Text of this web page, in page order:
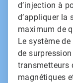
d’injection à
d’appliquer la
maximum de
Le système
de
transmetteurs
magnétiques